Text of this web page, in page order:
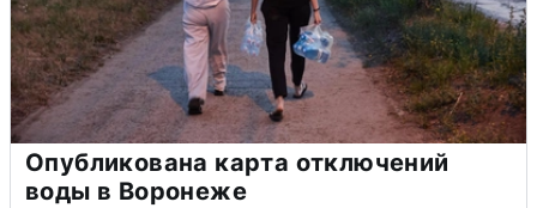
Опубликована карта отключений
воды в Воронеже